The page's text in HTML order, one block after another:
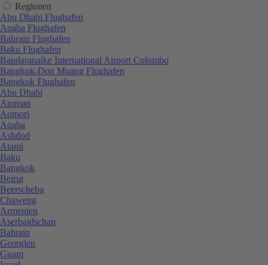
Regionen
Abu Dhabi Flughafen
Aqaba Flughafen
Bahrain Flughafen
Baku Flughafen
Bandaranaike International Airport Colombo
Bangkok-Don Muang Flughafen
Bangkok Flughafen
Abu Dhabi
Amman
Aomori
Aqaba
Ashdod
Atami
Baku
Bangkok
Beirut
Beerscheba
Chaweng
Armenien
Aserbaidschan
Bahrain
Georgien
Guam